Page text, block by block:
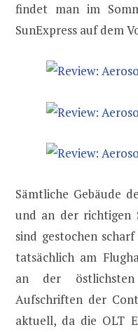
findet man im
SunExpress auf dem
Sämtliche Gebäude
und an der richtigen
sind gestochen
tatsächlich am
an der
Aufschriften der
aktuell, da die OLT